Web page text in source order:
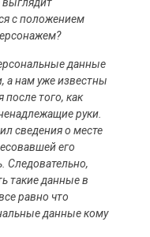
с положением
данные
а нам уже известны
после того, как
руки.
сведения о месте
его
Следовательно,
такие данные в
равно что
данные кому